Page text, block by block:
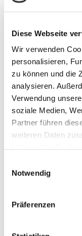
Diese Webseite
Wir verwenden
personalisieren,
zu können und die
analysieren.
Verwendung
soziale Medien,
Partner führen
weiteren Daten
Notwendig
Präferenzen
Tuesday